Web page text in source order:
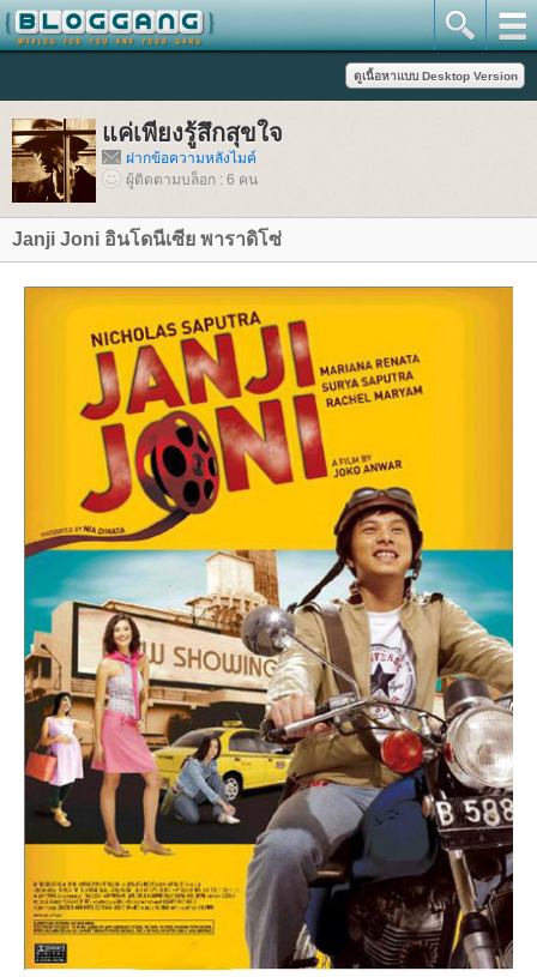
ค่เพียงรู้สึกสุขใจ
ฝากข้อความหลังไมค์
ผู้ติดตามบล็อก : 6 คน
Janji Joni อินโดนีเซีย พาราดิโซ่